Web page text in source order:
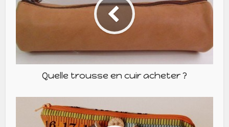
Quelle trousse en cuir acheter ?